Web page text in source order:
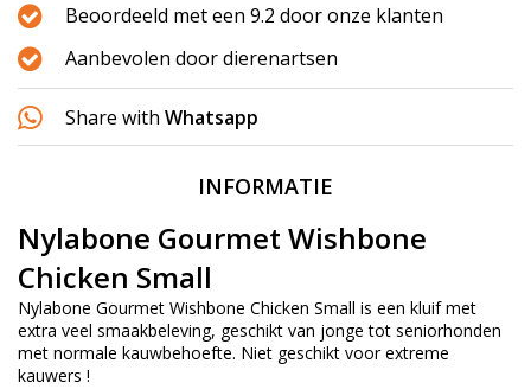
Beoordeeld met een 9.2 door onze klanten
Aanbevolen door dierenartsen
Share with Whatsapp
INFORMATIE
Nylabone Gourmet Wishbone
Chicken Small
Nylabone Gourmet Wishbone Chicken Small is een kluif met
extra veel smaakbeleving, geschikt van jonge tot seniorhonden
met normale kauwbehoefte. Niet geschikt voor extreme
kauwers !